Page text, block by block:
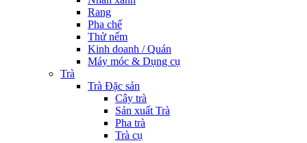
Rang
Pha chế
Thử nếm
Kinh doanh / Quán
Máy móc & Dụng cụ
Trà
Trà Đặc sản
Cây trà
Sản xuất Trà
Pha trà
Trà cụ